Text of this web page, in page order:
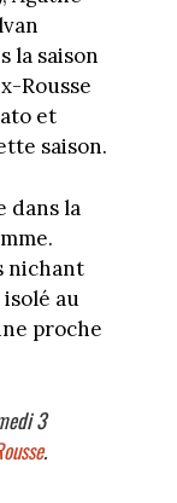
la saison
Rousse
et
saison.
dans la
nichant
au
proche
3
.